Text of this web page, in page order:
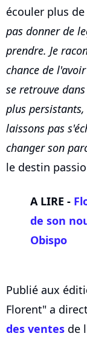
écouler plus
pas donner de
prendre. Je
chance de
se retrouve
plus
laissons pas
changer son
le destin
A LIRE -
de son
Obispo
Publié aux
Florent" a
des ventes de